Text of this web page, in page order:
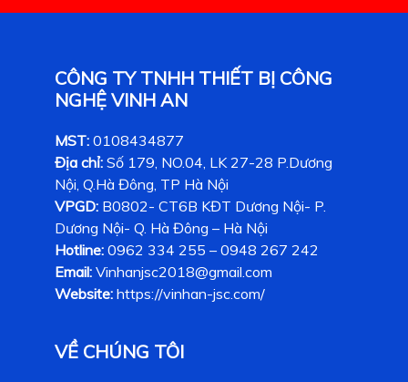
CÔNG TY TNHH THIẾT BỊ CÔNG
NGHỆ VINH AN
MST: 0108434877
Địa chỉ: Số 179, NO.04, LK 27-28 P.Dương
Nội, Q.Hà Đông, TP Hà Nội
VPGD: B0802- CT6B KĐT Dương Nội- P.
Dương Nội- Q. Hà Đông – Hà Nội
Hotline: 0962 334 255 – 0948 267 242
Email: Vinhanjsc2018@gmail.com
Website: https://vinhan-jsc.com/
VỀ CHÚNG TÔI